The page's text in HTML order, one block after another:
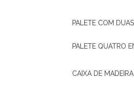
PALETE COM
PALETE QUATRO
CAIXA DE